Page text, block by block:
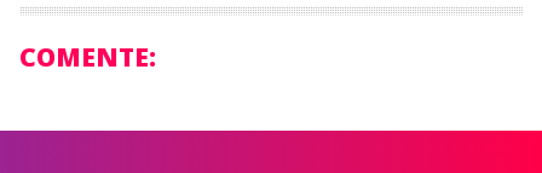
COMENTE: